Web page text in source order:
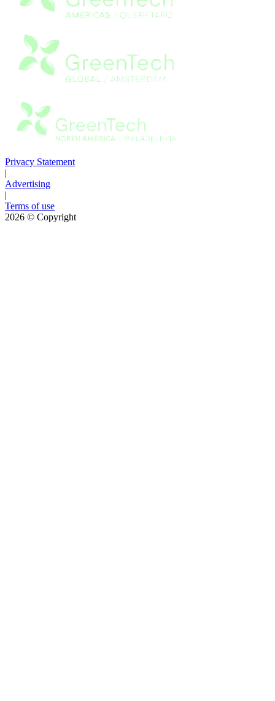
Privacy Statement
|
Advertising
|
Terms of use
2026 © Copyright